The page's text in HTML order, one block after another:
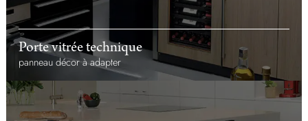
Porte vitrée technique
panneau décor à adapter